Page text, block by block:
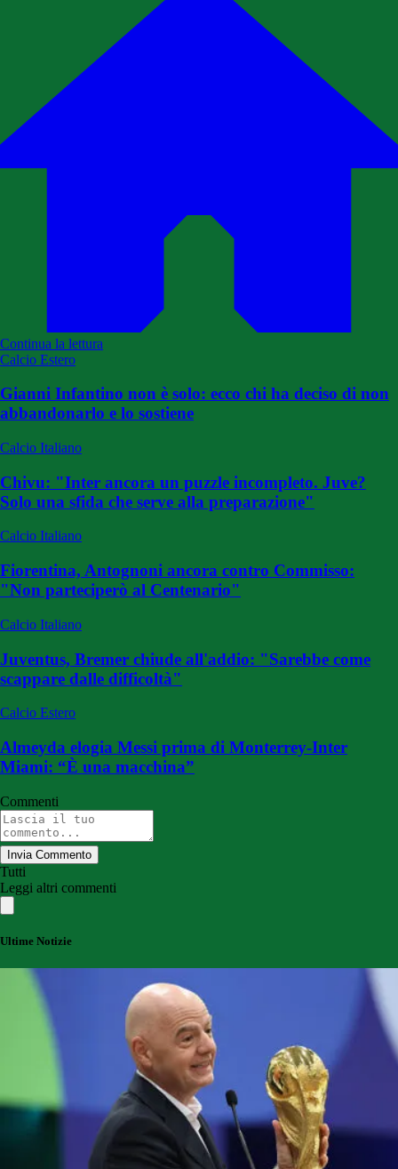
Continua la lettura
Calcio Estero
Gianni Infantino non è solo: ecco chi ha deciso di non
abbandonarlo e lo sostiene
Calcio Italiano
Chivu: "Inter ancora un puzzle incompleto. Juve?
Solo una sfida che serve alla preparazione"
Calcio Italiano
Fiorentina, Antognoni ancora contro Commisso:
"Non parteciperò al Centenario"
Calcio Italiano
Juventus, Bremer chiude all'addio: "Sarebbe come
scappare dalle difficoltà"
Calcio Estero
Almeyda elogia Messi prima di Monterrey-Inter
Miami: “È una macchina”
Commenti
Invia Commento
Tutti
Leggi altri commenti
Ultime Notizie